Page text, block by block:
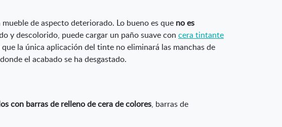
de aspecto deteriorado. Lo bueno es que no es
y descolorido, puede cargar un paño suave con cera tintante
la única aplicación del tinte no eliminará las manchas de
el acabado se ha desgastado.
con barras de relleno de cera de colores, barras de